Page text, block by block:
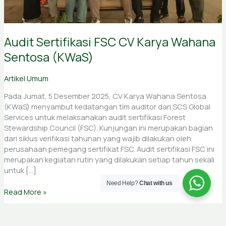
Audit Sertifikasi FSC CV Karya Wahana
Sentosa (KWaS)
Artikel Umum
Pada Jumat, 5 Desember 2025, CV Karya Wahana Sentosa
(KWaS) menyambut kedatangan tim auditor dari SCS Global
Services untuk melaksanakan audit sertifikasi Forest
Stewardship Council (FSC). Kunjungan ini merupakan bagian
dari siklus verifikasi tahunan yang wajib dilakukan oleh
perusahaan pemegang sertifikat FSC. Audit sertifikasi FSC ini
merupakan kegiatan rutin yang dilakukan setiap tahun sekali
untuk […]
Read More »
Need Help?Chat with us